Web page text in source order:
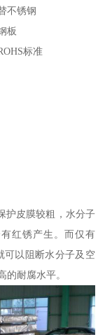
不锈钢
板
标准
护皮膜较粗，水分子
红锈产生。而仅有
可以阻断水分子及空
耐腐水平。